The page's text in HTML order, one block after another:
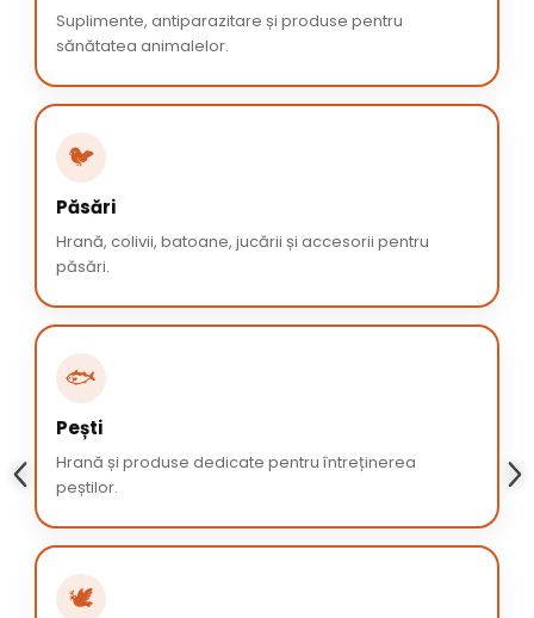
Suplimente, antiparazitare și produse pentru
sănătatea animalelor.
🐦
Păsări
Hrană, colivii, batoane, jucării și accesorii pentru
păsări.
🐟
Pești
Hrană și produse dedicate pentru întreținerea
peștilor.
🕊️